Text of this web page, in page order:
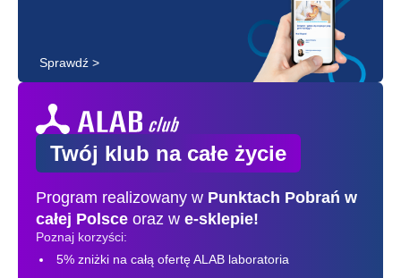
Sprawdź >
Twój klub na całe życie
Program realizowany w Punktach Pobrań w
całej Polsce oraz w e-sklepie!
Poznaj korzyści:
5% zniżki na całą ofertę ALAB laboratoria